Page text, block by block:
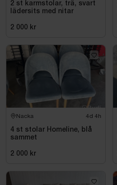
2 st karmstolar, trä, svart
lädersits med nitar
2 000 kr
Nacka 4d 4h
4 st stolar Homeline, blå
sammet
2 000 kr